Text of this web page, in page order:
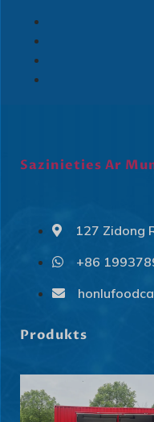
Sazinieties Ar
127 Zidong
+86
Produkts